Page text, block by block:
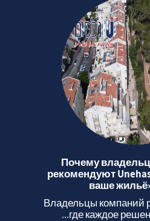
Почему
рекомендуют
ваше
Владельцы компаний
где каждое